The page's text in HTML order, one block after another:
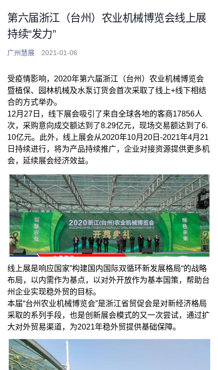
第六届浙江（台州）农业机械博览会线上展
持续“发力”
广州慧展 2021-01-06
受疫情影响，2020年第六届浙江（台州）农业机械博览会
暨植保、园林机械及水泵订货会首次采取了线上+线下相结
合的方式举办。
12月27日，线下展会吸引了来自全球各地的客商17856人
次，采购意向成交额达到了8.29亿元，现场交易额达到了6.
10亿元。此外，线上展会从2020年10月20日-2021年4月21
日持续进行，将为产品持续推广，企业对接资源提供更多机
会，延续展会经济效益。
线上展是响应国家”构建国内国际双循环新发展格局“的战略
布局，以内需作为基点，以对外开放作为基本国策，帮助台
州企业实现稳外贸的目标。
本届“台州农业机械博览会”是浙江省贸促会是对新经济格局
采取的系列手段，也是创新展会模式的又一次尝试，通过扩
大对外贸易渠道，为2021年稳外贸提供基础保障。